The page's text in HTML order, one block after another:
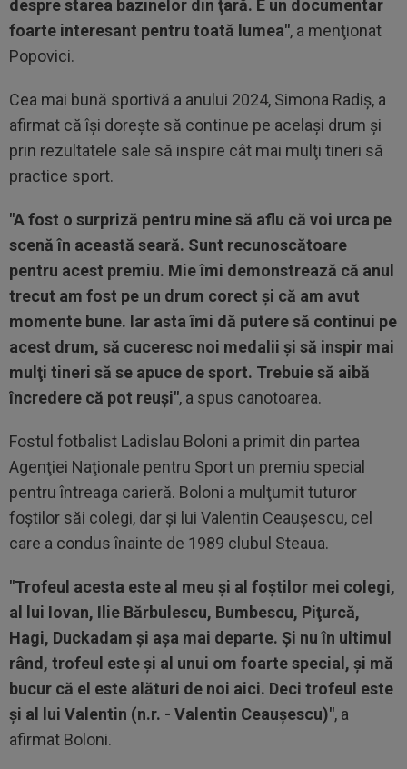
despre starea bazinelor din ţară. E un documentar
foarte interesant pentru toată lumea", a menţionat
Popovici.
Cea mai bună sportivă a anului 2024, Simona Radiş, a
afirmat că îşi doreşte să continue pe acelaşi drum şi
prin rezultatele sale să inspire cât mai mulţi tineri să
practice sport.
"A fost o surpriză pentru mine să aflu că voi urca pe
scenă în această seară. Sunt recunoscătoare
pentru acest premiu. Mie îmi demonstrează că anul
trecut am fost pe un drum corect şi că am avut
momente bune. Iar asta îmi dă putere să continui pe
acest drum, să cuceresc noi medalii şi să inspir mai
mulţi tineri să se apuce de sport. Trebuie să aibă
încredere că pot reuşi", a spus canotoarea.
Fostul fotbalist Ladislau Boloni a primit din partea
Agenţiei Naţionale pentru Sport un premiu special
pentru întreaga carieră. Boloni a mulţumit tuturor
foştilor săi colegi, dar şi lui Valentin Ceauşescu, cel
care a condus înainte de 1989 clubul Steaua.
"Trofeul acesta este al meu şi al foştilor mei colegi,
al lui Iovan, Ilie Bărbulescu, Bumbescu, Piţurcă,
Hagi, Duckadam şi aşa mai departe. Şi nu în ultimul
rând, trofeul este şi al unui om foarte special, şi mă
bucur că el este alături de noi aici. Deci trofeul este
şi al lui Valentin (n.r. - Valentin Ceauşescu)", a
afirmat Boloni.